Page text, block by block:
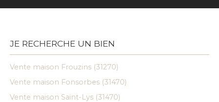
JE RECHERCHE UN BIEN
Vente maison Frouzins (31270)
Vente maison Fonsorbes (31470)
Vente maison Saint-Lys (31470)